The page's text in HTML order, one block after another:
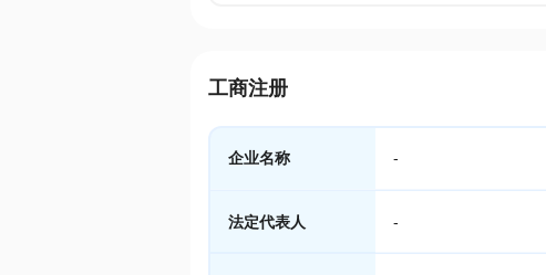
工商注册
企业名称 -
法定代表人 -